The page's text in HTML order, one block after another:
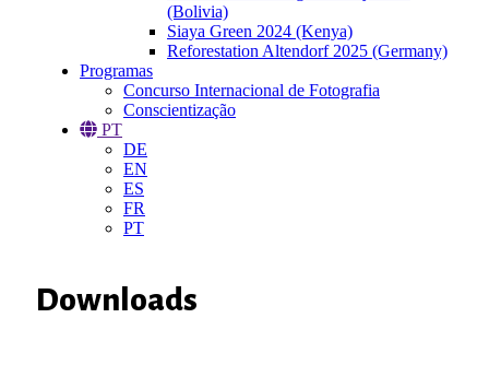
(Bolivia)
Siaya Green 2024 (Kenya)
Reforestation Altendorf 2025 (Germany)
Programas
Concurso Internacional de Fotografia
Conscientização
PT
DE
EN
ES
FR
PT
Downloads